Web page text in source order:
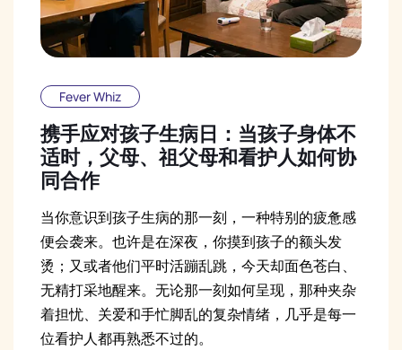
Fever Whiz
携手应对孩子生病日：当孩子身体不
适时，父母、祖父母和看护人如何协
同合作
当你意识到孩子生病的那一刻，一种特别的疲惫感
便会袭来。也许是在深夜，你摸到孩子的额头发
烫；又或者他们平时活蹦乱跳，今天却面色苍白、
无精打采地醒来。无论那一刻如何呈现，那种夹杂
着担忧、关爱和手忙脚乱的复杂情绪，几乎是每一
位看护人都再熟悉不过的。